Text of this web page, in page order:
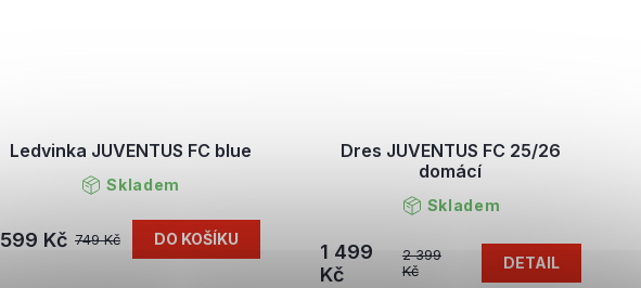
Ledvinka JUVENTUS FC blue
Skladem
749 Kč
599 Kč DO KOŠÍKU
Dres JUVENTUS FC 25/26
domácí
Skladem
2 399
Kč
1 499
Kč
DETAIL